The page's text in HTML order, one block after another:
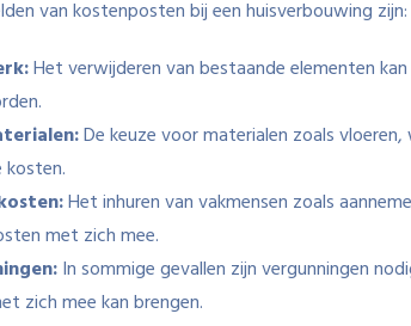
van kostenposten bij een huisverbouwing zijn:
Het verwijderen van bestaande elementen
De keuze voor materialen zoals
Het inhuren van vakmensen zoals
met zich mee.
In sommige gevallen zijn vergunningen
zich mee kan brengen.